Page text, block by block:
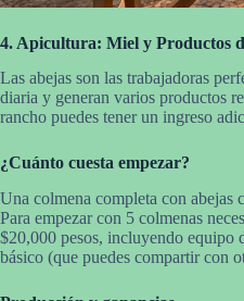
4. Apicultura: Miel y Productos
Las abejas son las trabajadoras
diaria y generan varios productos
rancho puedes tener un ingreso
¿Cuánto cuesta empezar?
Una colmena completa con abejas
Para empezar con 5 colmenas
$20,000 pesos, incluyendo equipo
básico (que puedes compartir con